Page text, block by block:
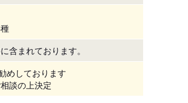
含まれております。
めしております
談の上決定